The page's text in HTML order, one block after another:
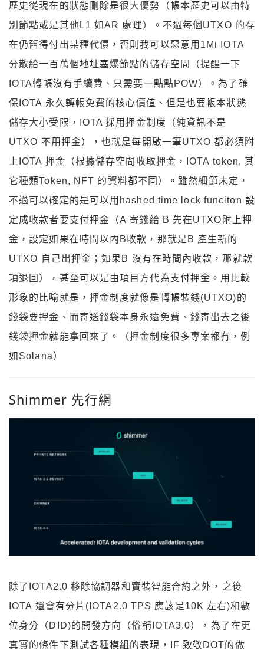
歷史從現在的狀態刪除是很大優勢（帳本歷史可以由特
別節點或是其他L1 如AR 處理）。不過每個UTXO 的存
在仍舊得付出某種代價，否則我可以惡意用1Mi IOTA
分散給一百萬個地址塞爆節點的儲存空間（提醒一下
IOTA轉帳沒有手續費、只需要一點點POW）。為了確
保IOTA 永久轉帳免費的核心價值、但是也要帳本狀態
儲存大小受限，IOTA 採用押金制度（純資訊不是
UTXO 不用押金），也就是每開啟一筆UTXO 都必須附
上IOTA 押金（根據儲存空間收取押金，IOTA token, 其
它種類Token, NFT 的資料都不同）。雖然細節未定，
不過可以確定的是可以用hashed time lock funciton 設
定成收款者要支付押金（A 寄錢給 B 先在UTXO附上押
金，設定如果在時間以內B收款，那就是B 產生新的
UTXO 自己出押金；如果B 沒有在時間內收款，那就款
項退回），甚至可以是由項目方代為支付押金。用比較
形象的比喻就是，押金制度就像是轉帳裝錢(UTXO)的
錢袋要押金、而寄送錢袋本身永遠免費、錢寄出去之後
錢袋押金就能拿回來了。（押金制度很多專案都有，例
如Solana）
Shimmer 先行網
除了IOTA2.0 移除協調器和實裝智能合約之外，之後
IOTA 還會有分片(IOTA2.0 TPS 應該是10K 左右)和數
位身分（DID)的開發方向（俗稱IOTA3.0），為了在更
真實的條件下測試各種模組的表現，IF 致敬DOT的做